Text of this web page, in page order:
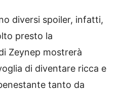
diversi spoiler, infatti,
presto la
Zeynep mostrerà
di diventare ricca e
tanto da